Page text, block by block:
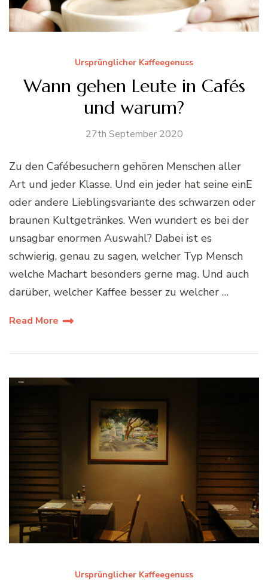
Ursprünglicher Kaffeegenuss
Wann gehen Leute in Cafés
und warum?
27th September 2020
Zu den Cafébesuchern gehören Menschen aller
Art und jeder Klasse. Und ein jeder hat seine einE
oder andere Lieblingsvariante des schwarzen oder
braunen Kultgetränkes. Wen wundert es bei der
unsagbar enormen Auswahl? Dabei ist es
schwierig, genau zu sagen, welcher Typ Mensch
welche Machart besonders gerne mag. Und auch
darüber, welcher Kaffee besser zu welcher …
Read More
Ursprünglicher Kaffeegenuss